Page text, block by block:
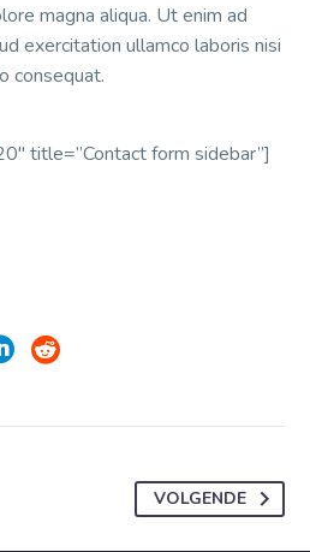
magna aliqua. Ut enim ad
exercitation ullamco laboris nisi
consequat.
title=”Contact form sidebar”]
VOLGENDE